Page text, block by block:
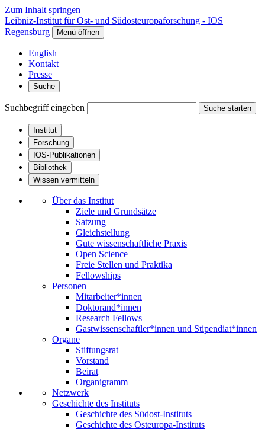
Zum Inhalt springen
Leibniz-Institut für Ost- und Südosteuropaforschung - IOS
Regensburg
Menü öffnen
English
Kontakt
Presse
Suche
Suchbegriff eingeben Suche starten
Institut
Forschung
IOS-Publikationen
Bibliothek
Wissen vermitteln
Über das Institut
Ziele und Grundsätze
Satzung
Gleichstellung
Gute wissenschaftliche Praxis
Open Science
Freie Stellen und Praktika
Fellowships
Personen
Mitarbeiter*innen
Doktorand*innen
Research Fellows
Gastwissenschaftler*innen und Stipendiat*innen
Organe
Stiftungsrat
Vorstand
Beirat
Organigramm
Netzwerk
Geschichte des Instituts
Geschichte des Südost-Instituts
Geschichte des Osteuropa-Instituts